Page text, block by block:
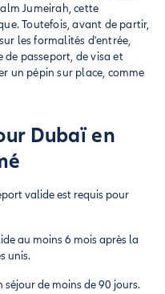
Jumeirah, cette
Toutefois, avant de partir,
les formalités d'entrée,
de passeport, de visa et
un pépin sur place, comme
Dubaï en
valide est requis pour
au moins 6 mois après la
unis.
de moins de 90 jours.